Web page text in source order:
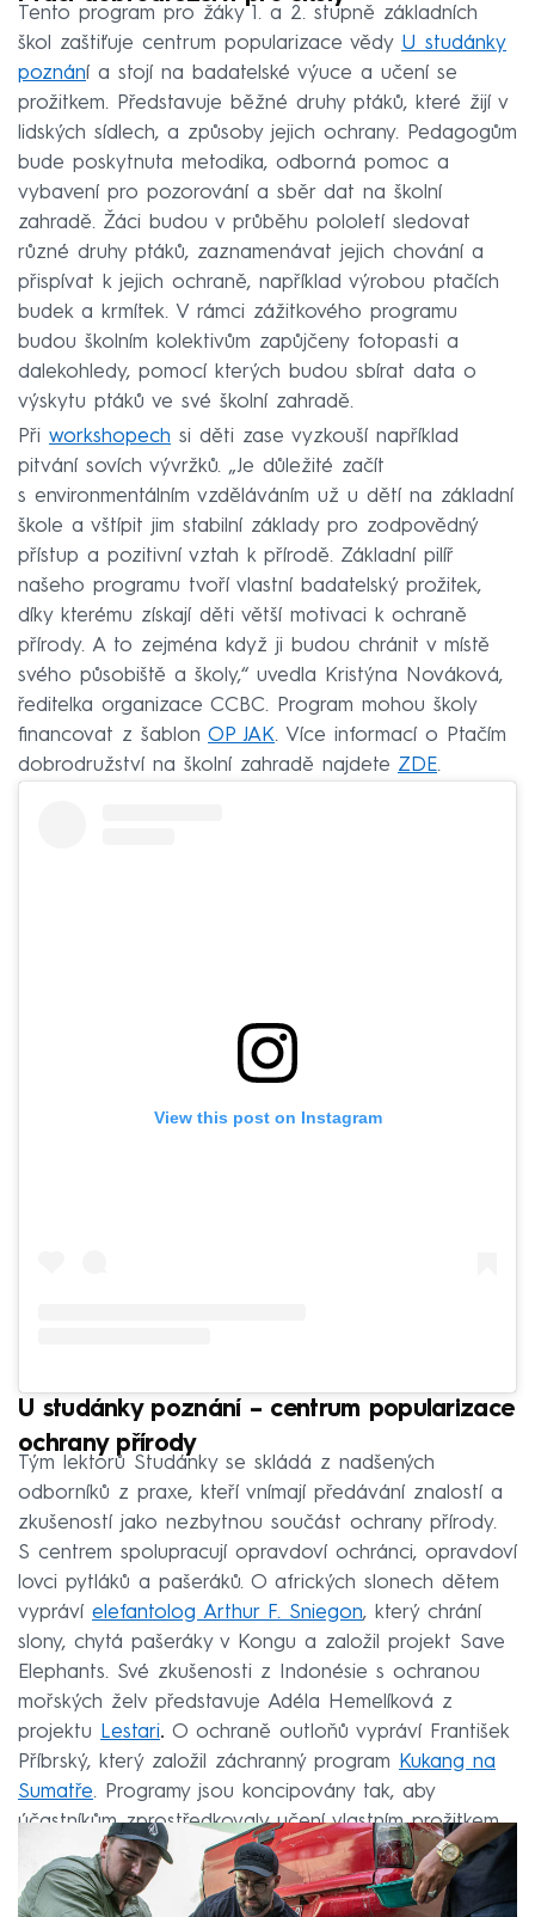
Tento program pro žáky 1. a 2. stupně základních
škol zaštiťuje centrum popularizace vědy U studánky
poznání a stojí na badatelské výuce a učení se
prožitkem. Představuje běžné druhy ptáků, které žijí v
lidských sídlech, a způsoby jejich ochrany. Pedagogům
bude poskytnuta metodika, odborná pomoc a
vybavení pro pozorování a sběr dat na školní
zahradě. Žáci budou v průběhu pololetí sledovat
různé druhy ptáků, zaznamenávat jejich chování a
přispívat k jejich ochraně, například výrobou ptačích
budek a krmítek. V rámci zážitkového programu
budou školním kolektivům zapůjčeny fotopasti a
dalekohledy, pomocí kterých budou sbírat data o
výskytu ptáků ve své školní zahradě.
Při workshopech si děti zase vyzkouší například
pitvání sovích vývržků. „Je důležité začít
s environmentálním vzděláváním už u dětí na základní
škole a vštípit jim stabilní základy pro zodpovědný
přístup a pozitivní vztah k přírodě. Základní pilíř
našeho programu tvoří vlastní badatelský prožitek,
díky kterému získají děti větší motivaci k ochraně
přírody. A to zejména když ji budou chránit v místě
svého působiště a školy,“ uvedla Kristýna Nováková,
ředitelka organizace CCBC. Program mohou školy
financovat z šablon OP JAK. Více informací o Ptačím
dobrodružství na školní zahradě najdete ZDE.
View this post on Instagram
U studánky poznání – centrum popularizace
ochrany přírody
Tým lektorů Studánky se skládá z nadšených
odborníků z praxe, kteří vnímají předávání znalostí a
zkušeností jako nezbytnou součást ochrany přírody.
S centrem spolupracují opravdoví ochránci, opravdoví
lovci pytláků a pašeráků. O afrických slonech dětem
vypráví elefantolog Arthur F. Sniegon, který chrání
slony, chytá pašeráky v Kongu a založil projekt Save
Elephants. Své zkušenosti z Indonésie s ochranou
mořských želv představuje Adéla Hemelíková z
projektu
Lestari. O ochraně outloňů vypráví František
Příbrský, který založil záchranný program
Kukang na
Sumatře. Programy jsou koncipovány tak, aby
účastníkům zprostředkovaly učení vlastním prožitkem.